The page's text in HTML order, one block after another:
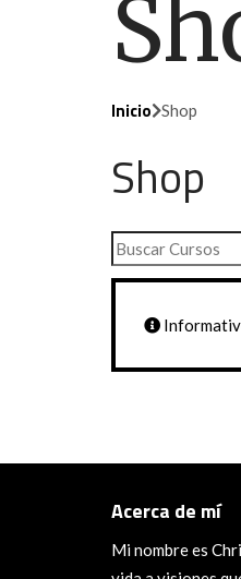
Inicio Shop
Shop
Acerca de mí
Mi nombre es